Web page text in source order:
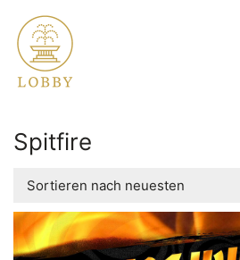
Spitfire
Sortieren nach neuesten